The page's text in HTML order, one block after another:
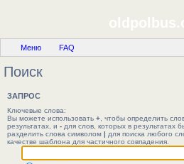
Меню FAQ
Поиск
ЗАПРОС
Ключевые слова:
Вы можете использовать + , чтобы определить
результатах, и - для слов, которых в
разделить слова символом | для поиска любого
качестве шаблона для частичного совпадения.